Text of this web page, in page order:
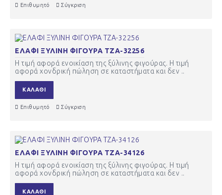
Επιθυμητό Σύγκριση
ΕΛΑΦΙ ΞΥΛΙΝΗ ΦΙΓΟΥΡΑ ΤΖΑ-32256
Η τιμή αφορά ενοικίαση της ξύλινης φιγούρας. Η τιμή
αφορά χονδρική πώληση σε καταστήματα και δεν ..
ΚΑΛΆΘΙ
Επιθυμητό Σύγκριση
ΕΛΑΦΙ ΞΥΛΙΝΗ ΦΙΓΟΥΡΑ ΤΖΑ-34126
Η τιμή αφορά ενοικίαση της ξύλινης φιγούρας. Η τιμή
αφορά χονδρική πώληση σε καταστήματα και δεν ..
ΚΑΛΆΘΙ